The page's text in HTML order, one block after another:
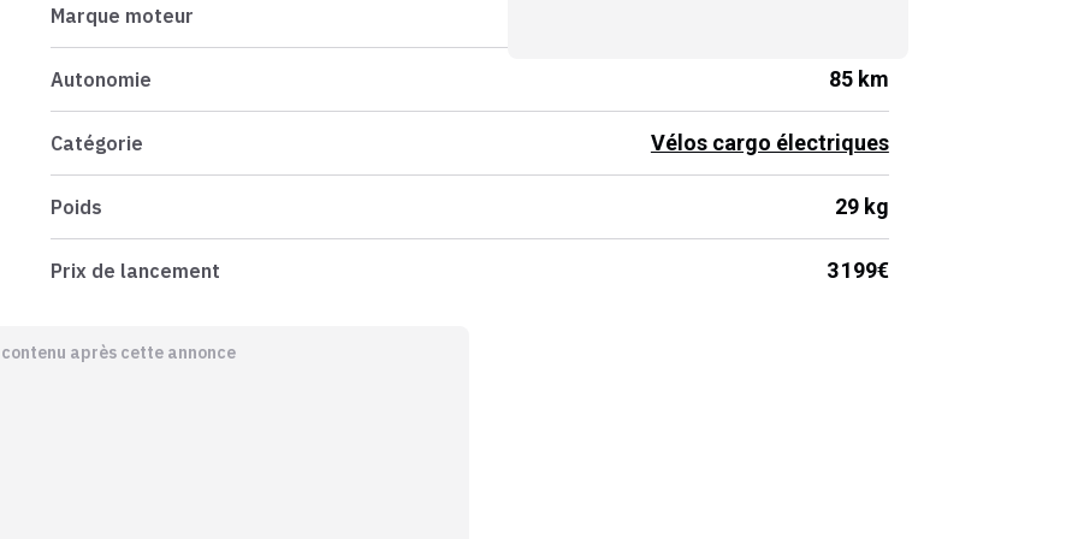
Marque moteur
Autonomie 85 km
Catégorie Vélos cargo électriques
Poids 29 kg
Prix de lancement 3 199€
après cette annonce